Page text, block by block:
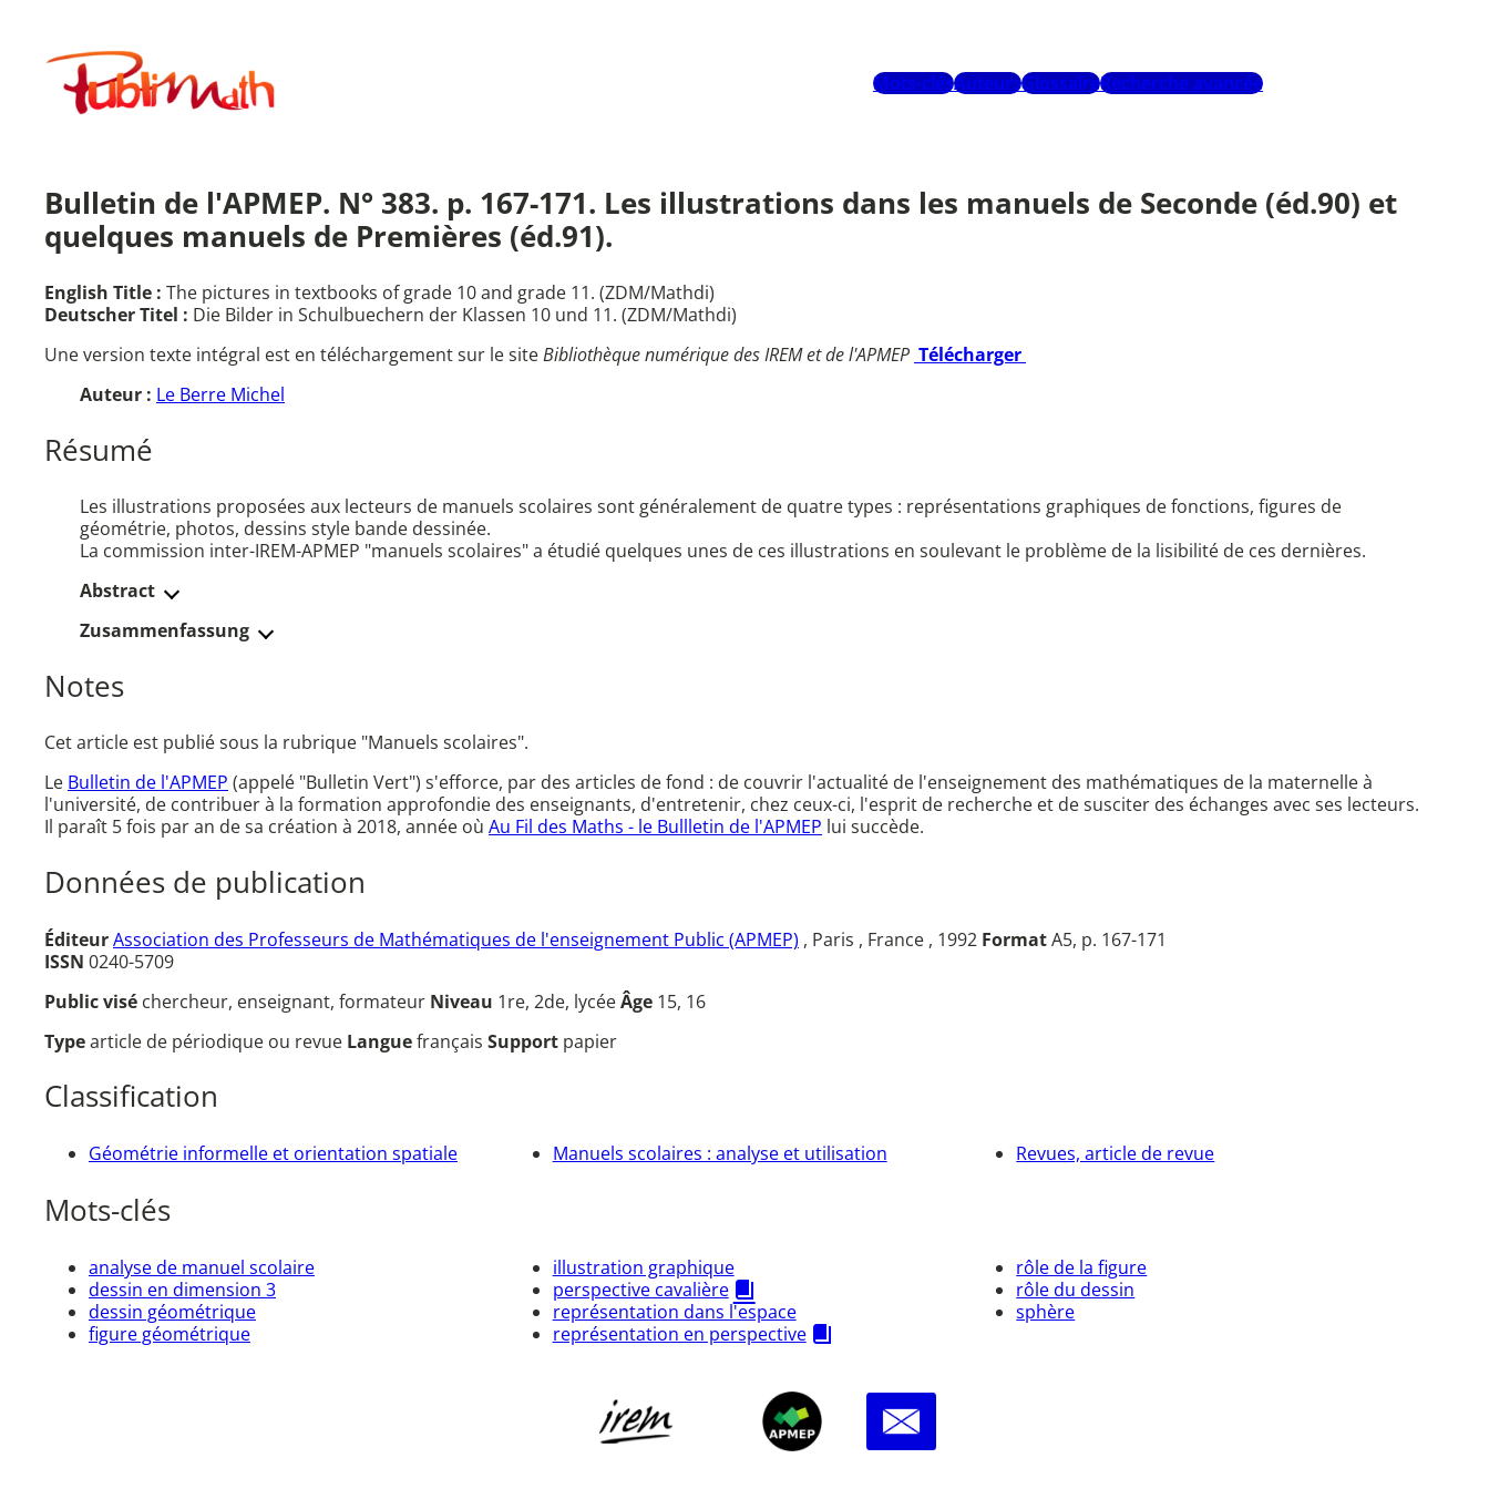
contenuPublimath
Mots-clésAuteursGlossaireRecherche avancée
Bulletin de l'APMEP. N° 383. p. 167-171. Les illustrations dans les manuels de Seconde (éd.90) et
quelques manuels de Premières (éd.91).
English Title : The pictures in textbooks of grade 10 and grade 11. (ZDM/Mathdi)
Deutscher Titel : Die Bilder in Schulbuechern der Klassen 10 und 11. (ZDM/Mathdi)
Une version texte intégral est en téléchargement sur le siteBibliothèque numérique des IREM et de l'APMEP Télécharger
Auteur : Le Berre Michel
Résumé
Les illustrations proposées aux lecteurs de manuels scolaires sont généralement de quatre types : représentations graphiques de fonctions, figures de
géométrie, photos, dessins style bande dessinée.
La commission inter-IREM-APMEP "manuels scolaires" a étudié quelques unes de ces illustrations en soulevant le problème de la lisibilité de ces dernières.
Abstract
Zusammenfassung
Notes
Cet article est publié sous la rubrique "Manuels scolaires".
Le Bulletin de l'APMEP (appelé "Bulletin Vert") s'efforce, par des articles de fond : de couvrir l'actualité de l'enseignement des mathématiques de la maternelle à
l'université, de contribuer à la formation approfondie des enseignants, d'entretenir, chez ceux-ci, l'esprit de recherche et de susciter des échanges avec ses lecteurs.
Il paraît 5 fois par an de sa création à 2018, année où Au Fil des Maths - le Bullletin de l'APMEP lui succède.
Données de publication
ÉditeurAssociation des Professeurs de Mathématiques de l'enseignement Public (APMEP) , Paris , France , 1992 FormatA5, p. 167-171
ISSN 0240-5709
Public visé chercheur, enseignant, formateur Niveau 1re, 2de, lycéeÂge 15, 16
Typearticle de périodique ou revue Languefrançais Support papier
Classification
Géométrie informelle et orientation spatiale Manuels scolaires : analyse et utilisation Revues, article de revue
Mots-clés
analyse de manuel scolaire
dessin en dimension 3
dessin géométrique
figure géométrique
illustration graphique
perspective cavalière
représentation dans l'espace
représentation en perspective
rôle de la figure
rôle du dessin
sphère